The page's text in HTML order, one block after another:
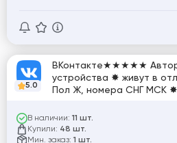
5.0
ВКонтакте★★★★★
устройства ✸ живут в
Пол Ж, номера СНГ МСК ✸
В наличии: 11 шт.
Купили: 48 шт.
Мин. заказ: 1 шт.